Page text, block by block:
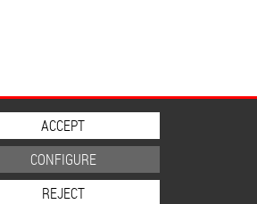
ACCEPT
CONFIGURE
REJECT